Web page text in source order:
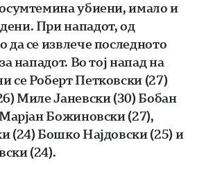
убиени, имало и
При нападот, од
да се извлече последното
нападот. Во тој напад на
се Роберт Петковски (27)
Миле Јаневски (30) Бобан
Божиновски (27),
(24) Бошко Најдовски (25) и
(24).